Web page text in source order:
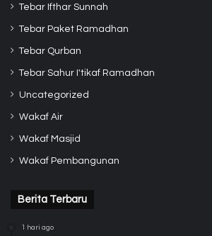
Tebar Ifthar Sunnah
Tebar Paket Ramadhan
Tebar Qurban
Tebar Sahur I'tikaf Ramadhan
Uncategorized
Wakaf Air
Wakaf Masjid
Wakaf Pembangunan
Berita Terbaru
1 hari ago